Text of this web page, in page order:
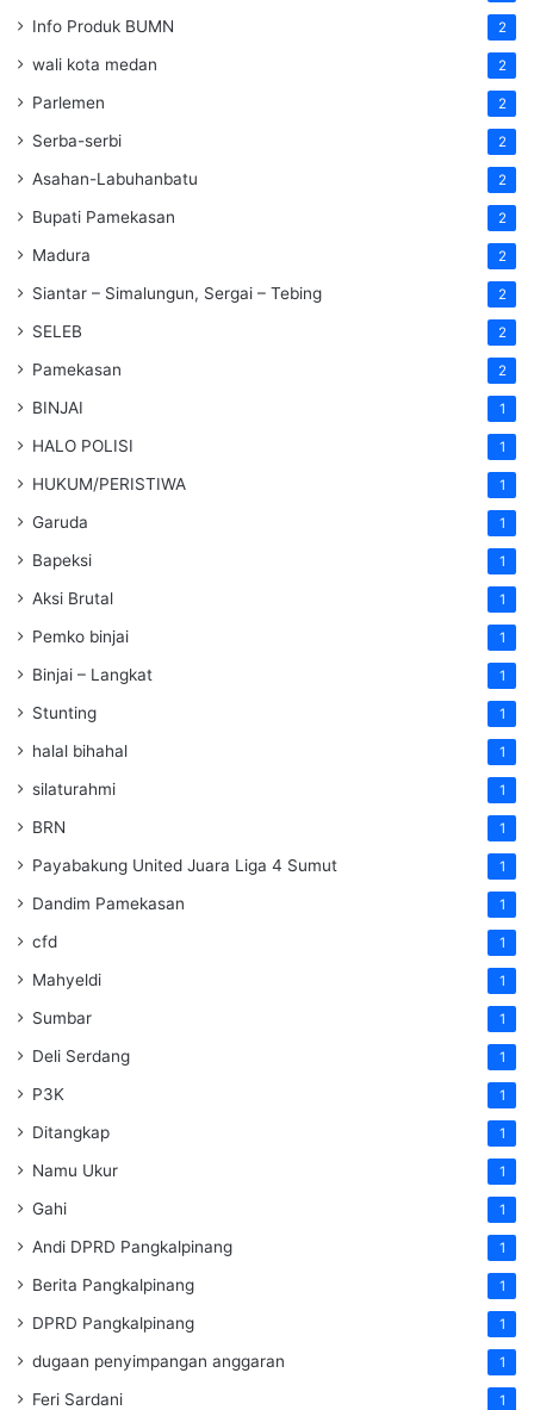
Info Produk BUMN 2
wali kota medan 2
Parlemen 2
Serba-serbi 2
Asahan-Labuhanbatu 2
Bupati Pamekasan 2
Madura 2
Siantar – Simalungun, Sergai – Tebing 2
SELEB 2
Pamekasan 2
BINJAI 1
HALO POLISI 1
HUKUM/PERISTIWA 1
Garuda 1
Bapeksi 1
Aksi Brutal 1
Pemko binjai 1
Binjai – Langkat 1
Stunting 1
halal bihahal 1
silaturahmi 1
BRN 1
Payabakung United Juara Liga 4 Sumut 1
Dandim Pamekasan 1
cfd 1
Mahyeldi 1
Sumbar 1
Deli Serdang 1
P3K 1
Ditangkap 1
Namu Ukur 1
Gahi 1
Andi DPRD Pangkalpinang 1
Berita Pangkalpinang 1
DPRD Pangkalpinang 1
dugaan penyimpangan anggaran 1
Feri Sardani 1